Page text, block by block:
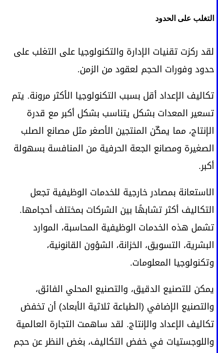
التغلب على الحدود
لقد ركزت تقنيات الإدارة والتكنولوجيا على التغلب على
حدود وفورات الحجم لعقود من الزمن.
تكاليف الإعداد أقل بسبب التكنولوجيا الأكثر مرونة. يتم
تسعير المعدات بشكل يتناسب بشكل أكبر مع قدرة
الإنتاج، مما يمكّن المنتجين الأصغر مثل مصانع الصلب
الصغيرة ومصانع الجعة الحرفية من المنافسة بسهولة
أكبر.
الاستعانة بمصادر خارجية للخدمات الوظيفية تجعل
التكاليف أكثر تشابهًا بين الشركات بمختلف أحجامها.
تشمل هذه الخدمات الوظيفية المحاسبة، الموارد
البشرية، التسويق، الخزانة، الشؤون القانونية،
وتكنولوجيا المعلومات.
يمكن للتصنيع الدقيق، والتصنيع المحلي الفائق،
والتصنيع الإضافي (الطباعة ثلاثية الأبعاد) أن تخفض
تكاليف الإعداد والإنتاج. لقد ساهمت التجارة العالمية
واللوجستيات في خفض التكاليف، بغض النظر عن حجم